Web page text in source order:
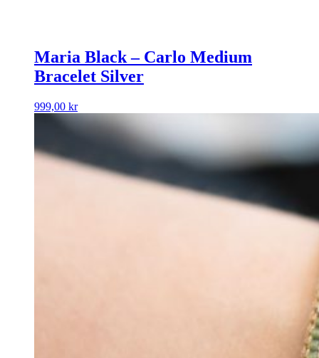
Maria Black – Carlo Medium
Bracelet Silver
999,00 kr